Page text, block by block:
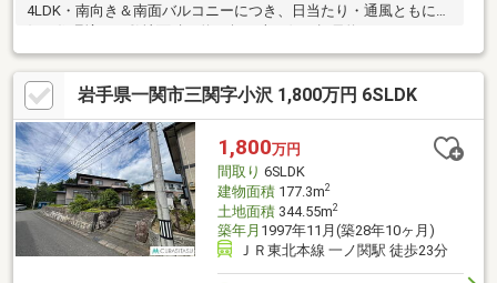
4LDK・南向き＆南面バルコニーにつき、日当たり・通風ともに良
りある道路に面し駐車もスムーズ◎・令和5年2月内装リフォーム
済みのため新生活を気持ちよくスタートできます！◎ライフイン
フォメーション・ファミリーマート気仙沼田中前三丁目店 徒歩2
分 約140ｍ・セブンイレブン気仙沼上田中１丁目店 徒歩5分
約350ｍ・町の八百屋ヤオシゲ商店 徒歩4分 約300ｍ・ツルハ
ドラッグ 気仙沼上田中店 徒歩3分 約160ｍ・気仙沼市立病院
徒歩12分 約1000ｍ
岩手県一関市三関字小沢 1,800万円 6SLDK
1,800万円
間取り 6SLDK
建物面積177.3m2
土地面積344.55m2
築年月 1997年11月(築28年10ヶ月)
ＪＲ東北本線 一ノ関駅 徒歩23分